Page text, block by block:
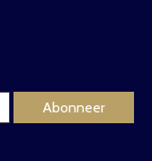
Abonneer